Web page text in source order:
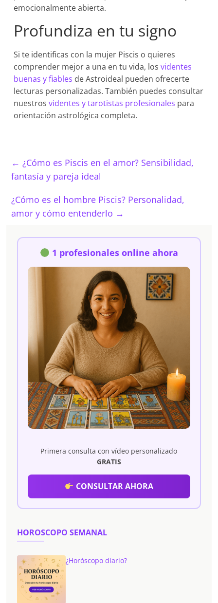
emocionalmente abierta.
Profundiza en tu signo
Si te identificas con la mujer Piscis o quieres
comprender mejor a una en tu vida, losvidentes
buenas y fiables de Astroideal pueden ofrecerte
lecturas personalizadas. También puedes consultar
nuestrosvidentes y tarotistas profesionales para
orientación astrológica completa.
← ¿Cómo es Piscis en el amor? Sensibilidad,
fantasía y pareja ideal
¿Cómo es el hombre Piscis? Personalidad,
amor y cómo entenderlo →
1 profesionales online ahora
Primera consulta con vídeo personalizado
GRATIS
CONSULTAR AHORA
HOROSCOPO SEMANAL
¿Horóscopo diario?